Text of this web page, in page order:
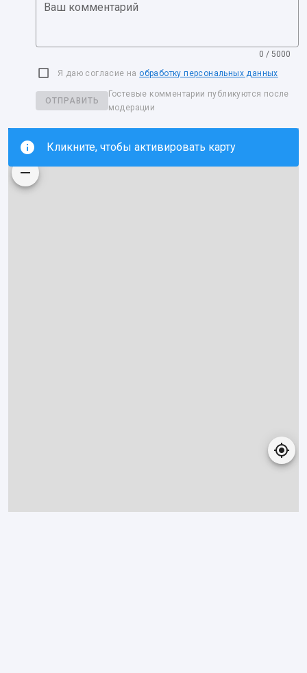
Ваш комментарий
0 / 5000
Я даю согласие на обработку персональных данных
ОТПРАВИТЬ
Гостевые комментарии публикуются после
модерации
Кликните, чтобы активировать карту